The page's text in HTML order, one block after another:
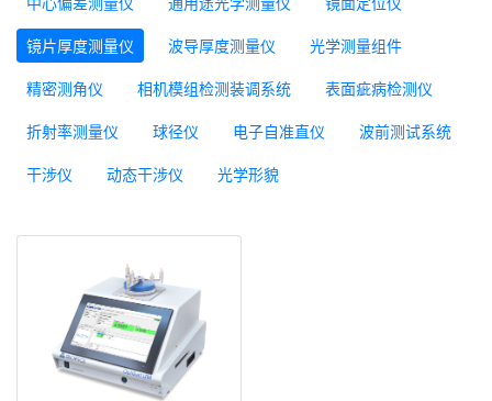
镜片厚度测量仪 波导厚度测量仪 光学测量组件
精密测角仪 相机模组检测装调系统 表面疵病检测仪
折射率测量仪 球径仪 电子自准直仪 波前测试系统
干涉仪 动态干涉仪 光学形貌